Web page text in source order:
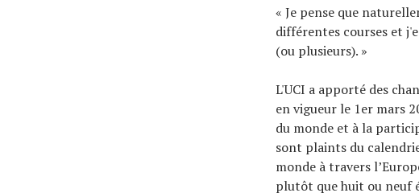
« Je pense que
différentes courses et
(ou plusieurs). »
L'UCI a apporté des
en vigueur le 1er mars
du monde et à la
sont plaints du
monde à travers
plutôt que huit ou neuf